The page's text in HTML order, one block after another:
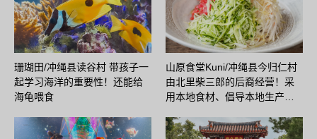
珊瑚田/冲绳县读谷村 带孩子一
起学习海洋的重要性！还能给
海龟喂食
山原食堂Kuni/冲绳县今归仁村
由北里柴三郎的后裔经营！采
用本地食材、倡导本地生产…